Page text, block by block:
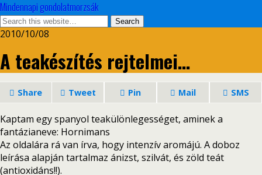
Mindennapi gondolatmorzsák
2010/10/08
A teakészítés rejtelmei…
Share Tweet Pin Mail SMS
Kaptam egy spanyol teakülönlegességet, aminek a
fantázianeve: Hornimans
Az oldalára rá van írva, hogy intenzív aromájú. A doboz
leírása alapján tartalmaz ánizst, szilvát, és zöld teát
(antioxidáns!!).